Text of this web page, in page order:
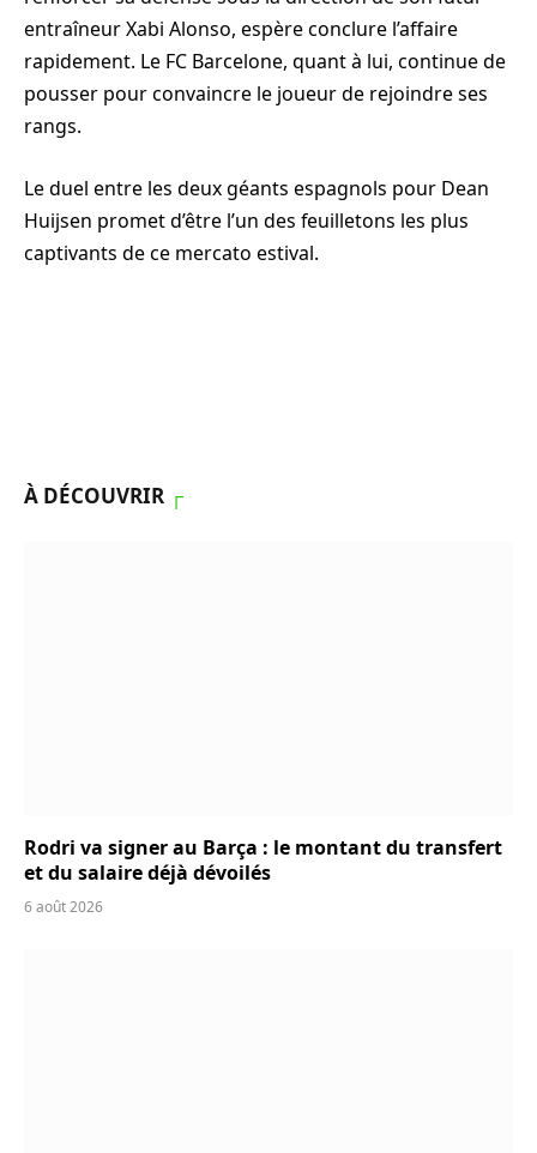
entraîneur Xabi Alonso, espère conclure l’affaire
rapidement. Le FC Barcelone, quant à lui, continue de
pousser pour convaincre le joueur de rejoindre ses
rangs.
Le duel entre les deux géants espagnols pour Dean
Huijsen promet d’être l’un des feuilletons les plus
captivants de ce mercato estival.
À DÉCOUVRIR ┌
Rodri va signer au Barça : le montant du transfert
et du salaire déjà dévoilés
6 août 2026